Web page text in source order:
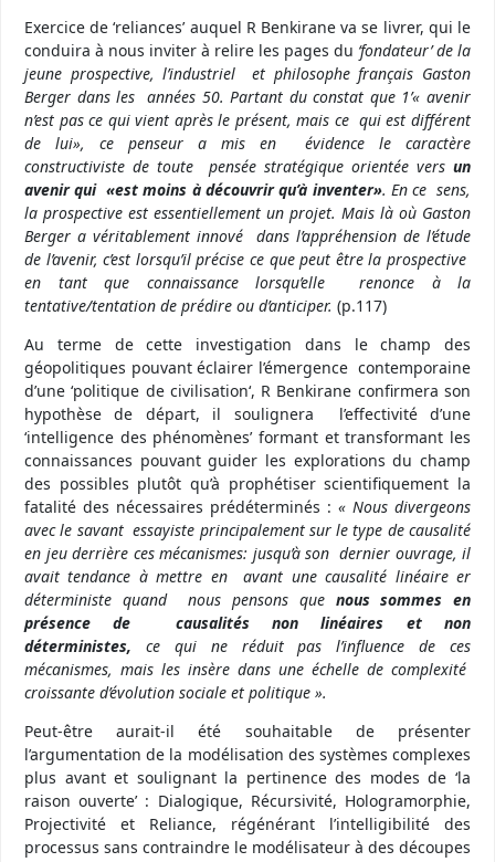
Exercice de ‘reliances’ auquel R Benkirane va se livrer, qui le
conduira à nous inviter à relire les pages du ‘fondateur’ de la
jeune prospective, l’industriel et philosophe français Gaston
Berger dans les années 50. Partant du constat que 1’« avenir
n’est pas ce qui vient après le présent, mais ce qui est différent
de lui», ce penseur a mis en évidence le caractère
constructiviste de toute pensée stratégique orientée vers un
avenir qui «est moins à découvrir qu’à inventer». En ce sens,
la prospective est essentiellement un projet. Mais là où Gaston
Berger a véritablement innové dans l’appréhension de l’étude
de l’avenir, c’est lorsqu’il précise ce que peut être la prospective
en tant que connaissance lorsqu’elle renonce à la
tentative/tentation de prédire ou d’anticiper. (p.117)
Au terme de cette investigation dans le champ des
géopolitiques pouvant éclairer l’émergence contemporaine
d’une ‘politique de civilisation‘, R Benkirane confirmera son
hypothèse de départ, il soulignera l’effectivité d’une
‘intelligence des phénomènes’ formant et transformant les
connaissances pouvant guider les explorations du champ
des possibles plutôt qu’à prophétiser scientifiquement la
fatalité des nécessaires prédéterminés : « Nous divergeons
avec le savant essayiste principalement sur le type de causalité
en jeu derrière ces mécanismes: jusqu’à son dernier ouvrage, il
avait tendance à mettre en avant une causalité linéaire er
déterministe quand nous pensons que nous sommes en
présence de causalités non linéaires et non
déterministes, ce qui ne réduit pas l’influence de ces
mécanismes, mais les insère dans une échelle de complexité
croissante d’évolution sociale et politique ».
Peut-être aurait-il été souhaitable de présenter
l’argumentation de la modélisation des systèmes complexes
plus avant et soulignant la pertinence des modes de ‘la
raison ouverte’ : Dialogique, Récursivité, Hologramorphie,
Projectivité et Reliance, régénérant l’intelligibilité des
processus sans contraindre le modélisateur à des découpes